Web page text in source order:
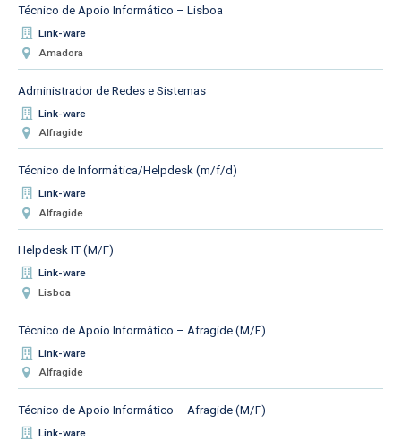
Técnico de Apoio Informático – Lisboa
Link-ware
Amadora
Administrador de Redes e Sistemas
Link-ware
Alfragide
Técnico de Informática/Helpdesk (m/f/d)
Link-ware
Alfragide
Helpdesk IT (M/F)
Link-ware
Lisboa
Técnico de Apoio Informático – Afragide (M/F)
Link-ware
Alfragide
Técnico de Apoio Informático – Afragide (M/F)
Link-ware